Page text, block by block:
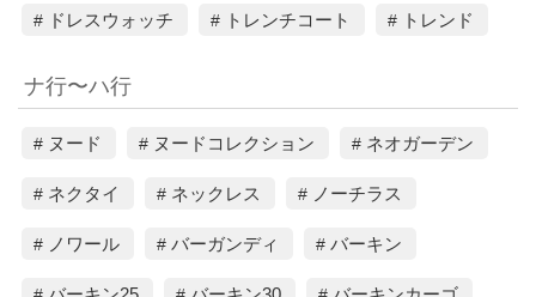
ドレスウォッチ トレンチコート トレンド
ナ行〜ハ行
ヌード ヌードコレクション ネオガーデン
ネクタイ ネックレス ノーチラス
ノワール バーガンディ バーキン